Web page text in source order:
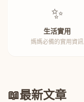
✨
生活實用
媽媽必備的實用資訊
📖最新文章